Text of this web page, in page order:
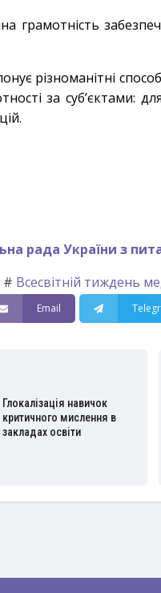
грамотність
різноманітні
за суб’єктами:
рада України з
# Всесвітній тиждень
Email
Глокалізація навичок
критичного мислення в
закладах освіти